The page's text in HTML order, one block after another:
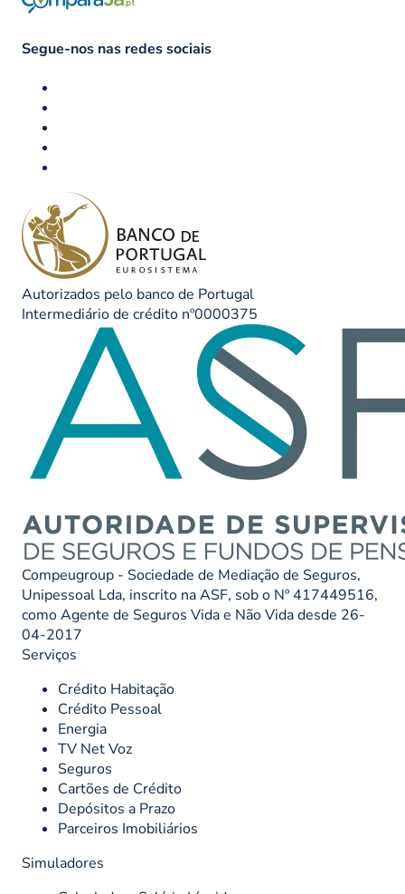
Segue-nos nas redes sociais
Autorizados pelo banco de Portugal
Intermediário de crédito nº0000375
Compeugroup - Sociedade de Mediação de Seguros,
Unipessoal Lda, inscrito na ASF, sob o Nº 417449516,
como Agente de Seguros Vida e Não Vida desde 26-
04-2017
Serviços
Crédito Habitação
Crédito Pessoal
Energia
TV Net Voz
Seguros
Cartões de Crédito
Depósitos a Prazo
Parceiros Imobiliários
Simuladores